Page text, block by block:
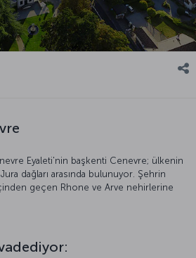
Eyaleti'nin başkenti Cenevre; ülkenin
dağları arasında bulunuyor. Şehrin
geçen Rhone ve Arve nehirlerine
şehirde bulunması, Cenevre’yi
binalar Cenevre’nin çekici bir turizm
Bavullarınızı hazırlayın, Cenevre’ye